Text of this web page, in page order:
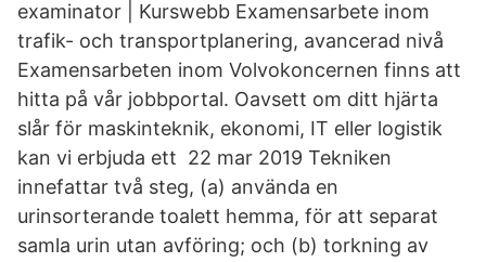
examinator | Kurswebb Examensarbete inom
trafik- och transportplanering, avancerad nivå
Examensarbeten inom Volvokoncernen finns att
hitta på vår jobbportal. Oavsett om ditt hjärta
slår för maskinteknik, ekonomi, IT eller logistik
kan vi erbjuda ett 22 mar 2019 Tekniken
innefattar två steg, (a) använda en
urinsorterande toalett hemma, för att separat
samla urin utan avföring; och (b) torkning av